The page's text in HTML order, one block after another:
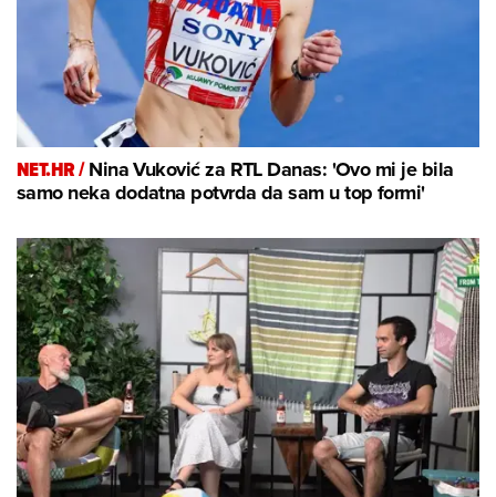
NET.HR /Nina Vuković za RTL Danas: 'Ovo mi je bila
samo neka dodatna potvrda da sam u top formi'